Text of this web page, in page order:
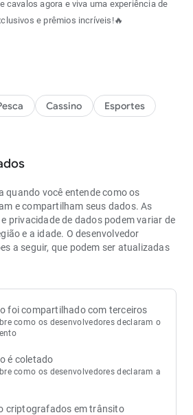
cavalos agora e viva uma experiência de
e prêmios incríveis!🔥
Cassino
Esportes
quando você entende como os
e compartilham seus dados. As
privacidade de dados podem variar de
e a idade. O desenvolvedor
a seguir, que podem ser atualizadas
foi compartilhado com terceiros
como os desenvolvedores declaram o
é coletado
como os desenvolvedores declaram a
criptografados em trânsito